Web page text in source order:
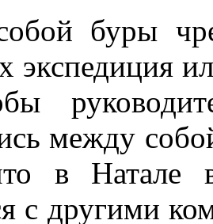
буры
экспедиция
между
в Натале
с другими